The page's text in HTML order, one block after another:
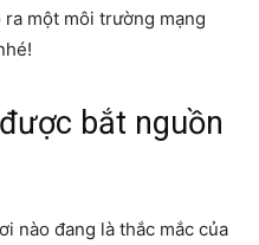
một môi trường mạng
bắt nguồn
nào đang là thắc mắc của